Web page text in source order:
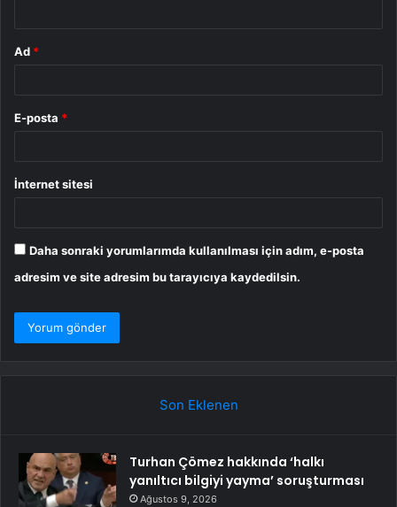
Ad *
E-posta *
İnternet sitesi
Daha sonraki yorumlarımda kullanılması için adım, e-posta
adresim ve site adresim bu tarayıcıya kaydedilsin.
Son Eklenen
Turhan Çömez hakkında ‘halkı
yanıltıcı bilgiyi yayma’ soruşturması
Ağustos 9, 2026